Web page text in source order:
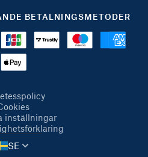
BETALNINGSMETODER
inställningar
SE